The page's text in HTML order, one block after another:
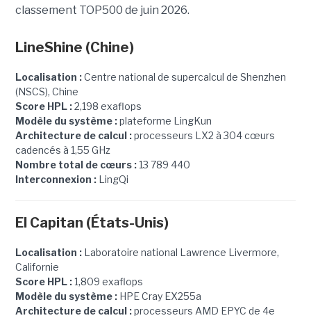
classement TOP500 de juin 2026.
LineShine (Chine)
Localisation :Centre national de supercalcul de Shenzhen
(NSCS), Chine
Score HPL :2,198 exaflops
Modèle du système :plateforme LingKun
Architecture de calcul :processeurs LX2 à 304 cœurs
cadencés à 1,55 GHz
Nombre total de cœurs :13 789 440
Interconnexion :LingQi
El Capitan (États-Unis)
Localisation :Laboratoire national Lawrence Livermore,
Californie
Score HPL :1,809 exaflops
Modèle du système :HPE Cray EX255a
Architecture de calcul :processeurs AMD EPYC de 4e